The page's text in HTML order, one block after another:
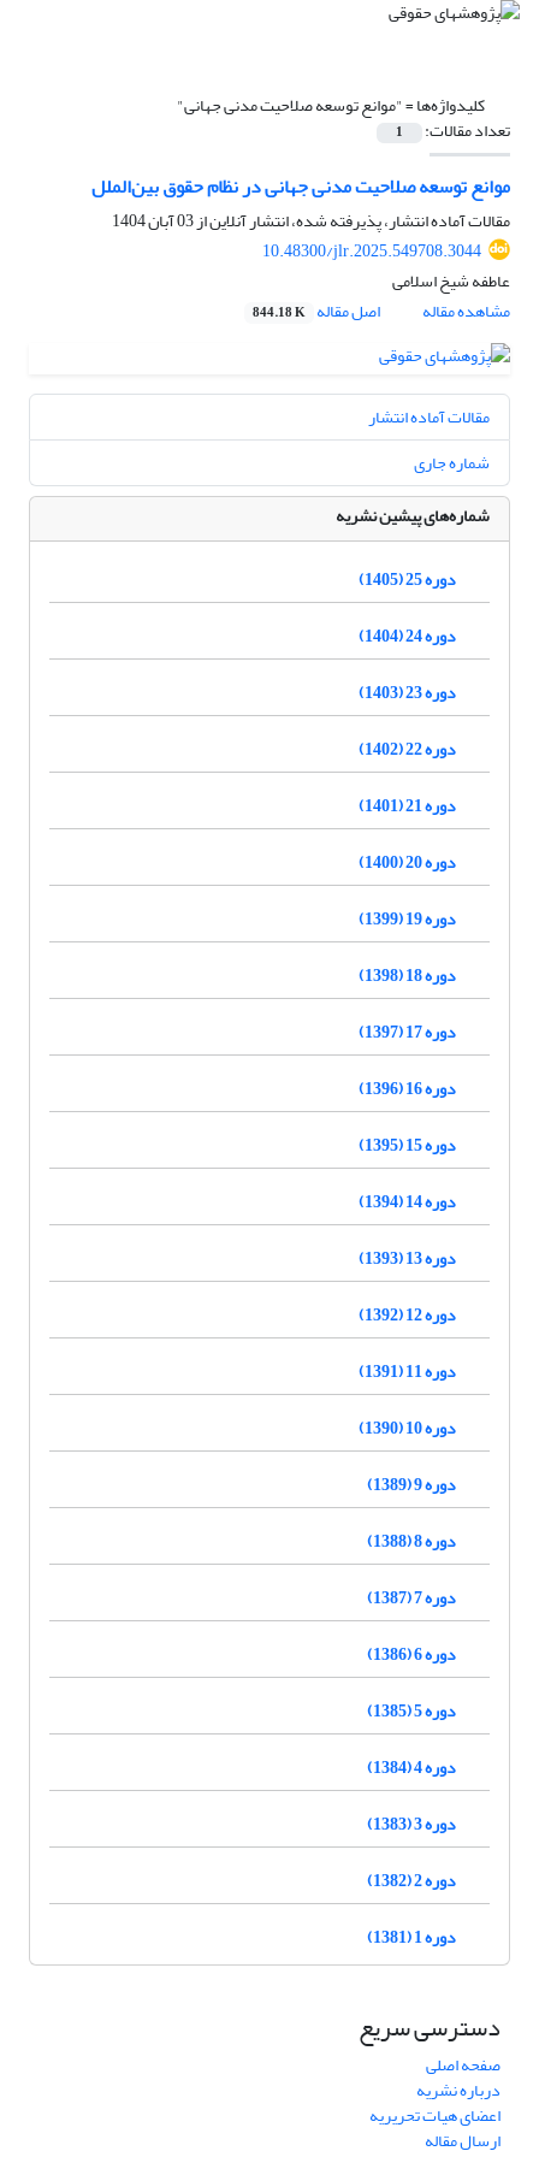
کلیدواژه‌ها ="موانع توسعه صلاحیت مدنی جهانی"
تعداد مقالات: 1
موانع توسعه صلاحیت مدنی جهانی در نظام حقوق بین‌الملل
مقالات آماده انتشار، پذیرفته شده، انتشار آنلاین از03 آبان 1404
10.48300/jlr.2025.549708.3044
عاطفه شیخ اسلامی
مشاهده مقاله
اصل مقاله 844.18 K
مقالات آماده انتشار
شماره جاری
شماره‌های پیشین نشریه
دوره 25 (1405)
دوره 24 (1404)
دوره 23 (1403)
دوره 22 (1402)
دوره 21 (1401)
دوره 20 (1400)
دوره 19 (1399)
دوره 18 (1398)
دوره 17 (1397)
دوره 16 (1396)
دوره 15 (1395)
دوره 14 (1394)
دوره 13 (1393)
دوره 12 (1392)
دوره 11 (1391)
دوره 10 (1390)
دوره 9 (1389)
دوره 8 (1388)
دوره 7 (1387)
دوره 6 (1386)
دوره 5 (1385)
دوره 4 (1384)
دوره 3 (1383)
دوره 2 (1382)
دوره 1 (1381)
دسترسی سریع
صفحه اصلی
درباره نشریه
اعضای هیات تحریریه
ارسال مقاله